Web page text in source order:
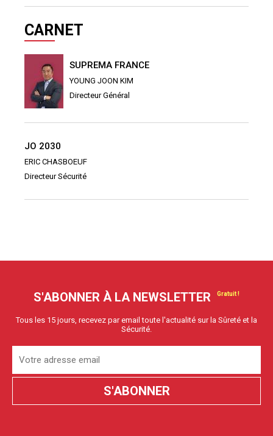
CARNET
SUPREMA FRANCE
YOUNG JOON KIM
Directeur Général
JO 2030
ERIC CHASBOEUF
Directeur Sécurité
S'ABONNER À LA NEWSLETTER
Tous les 15 jours, recevez par email toute l'actualité sur la Sûreté et la
Sécurité.